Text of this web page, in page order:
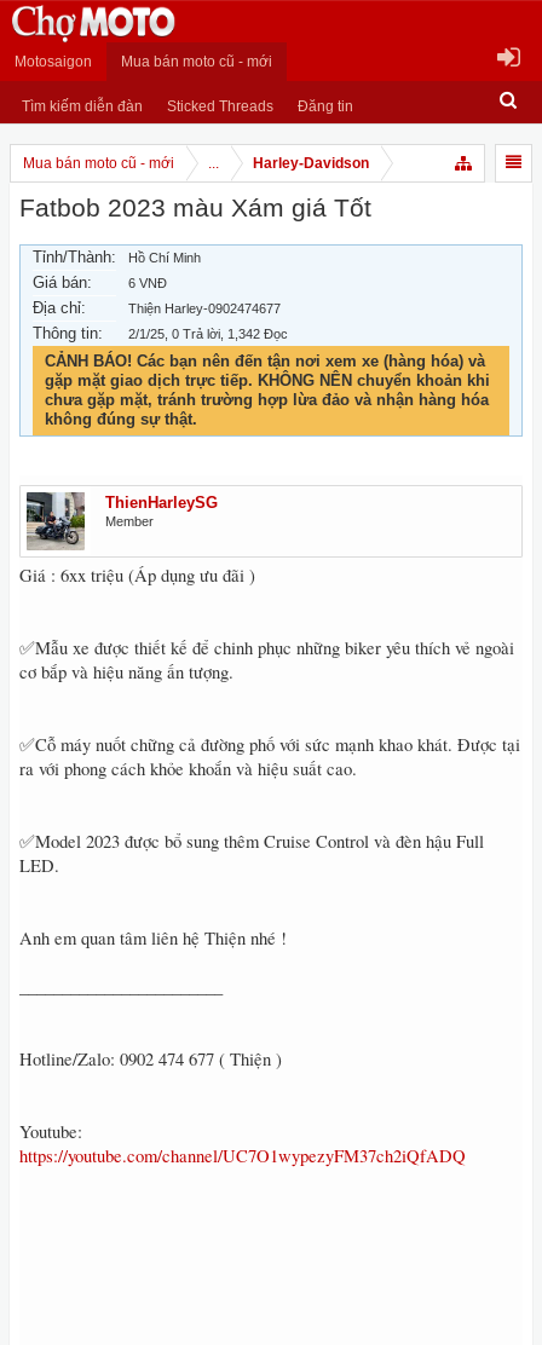
Motosaigon Mua bán moto cũ - mới
Tìm kiếm diễn đàn Sticked Threads Đăng tin
Mua bán moto cũ - mới ... Harley-Davidson
Fatbob 2023 màu Xám giá Tốt
Tỉnh/Thành: Hồ Chí Minh
Giá bán: 6 VNĐ
Địa chỉ: Thiện Harley-0902474677
Thông tin: 2/1/25 , 0 Trả lời, 1,342 Đọc
CẢNH BÁO! Các bạn nên đến tận nơi xem xe (hàng hóa) và
gặp mặt giao dịch trực tiếp. KHÔNG NÊN chuyển khoản khi
chưa gặp mặt, tránh trường hợp lừa đảo và nhận hàng hóa
không đúng sự thật.
ThienHarleySG
Member
Giá : 6xx triệu (Áp dụng ưu đãi )
✅Mẫu xe được thiết kế để chinh phục những biker yêu thích vẻ ngoài
cơ bắp và hiệu năng ấn tượng.
✅Cỗ máy nuốt chững cả đường phố với sức mạnh khao khát. Được tại
ra với phong cách khỏe khoắn và hiệu suất cao.
✅Model 2023 được bổ sung thêm Cruise Control và đèn hậu Full
LED.
Anh em quan tâm liên hệ Thiện nhé !
Hotline/Zalo: 0902 474 677 ( Thiện )
Youtube:
https://youtube.com/channel/UC7O1wypezyFM37ch2iQfADQ